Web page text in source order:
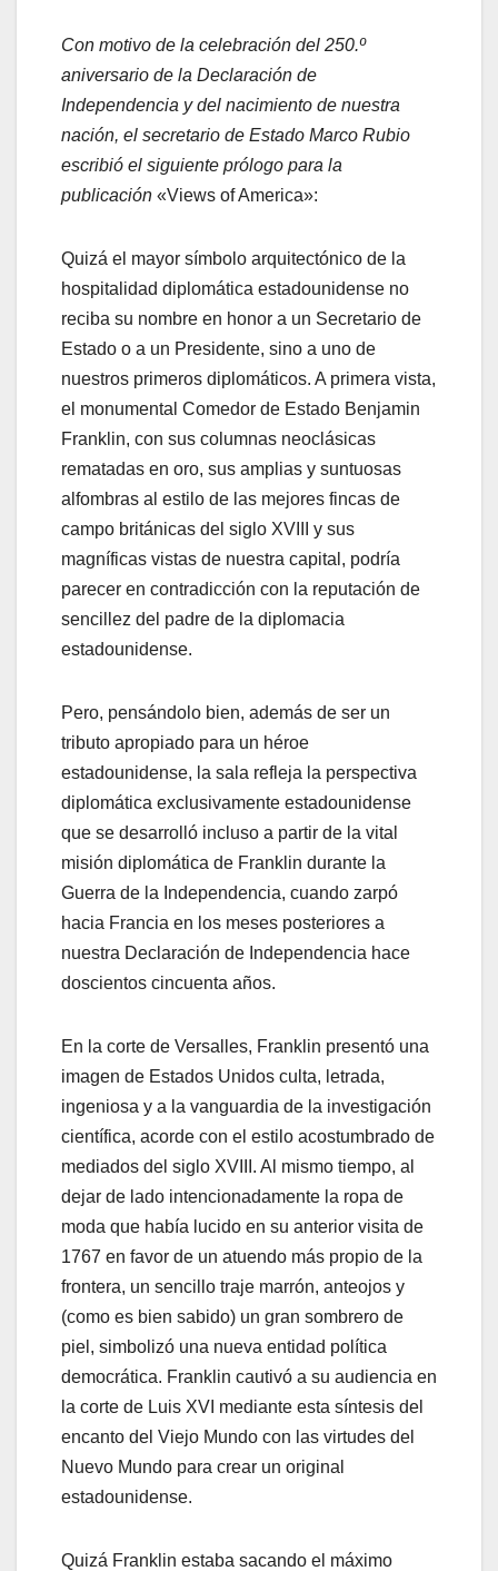
Con motivo de la celebración del 250.º
aniversario de la Declaración de
Independencia y del nacimiento de nuestra
nación, el secretario de Estado Marco Rubio
escribió el siguiente prólogo para la
publicación «Views of America»:
Quizá el mayor símbolo arquitectónico de la
hospitalidad diplomática estadounidense no
reciba su nombre en honor a un Secretario de
Estado o a un Presidente, sino a uno de
nuestros primeros diplomáticos. A primera vista,
el monumental Comedor de Estado Benjamin
Franklin, con sus columnas neoclásicas
rematadas en oro, sus amplias y suntuosas
alfombras al estilo de las mejores fincas de
campo británicas del siglo XVIII y sus
magníficas vistas de nuestra capital, podría
parecer en contradicción con la reputación de
sencillez del padre de la diplomacia
estadounidense.
Pero, pensándolo bien, además de ser un
tributo apropiado para un héroe
estadounidense, la sala refleja la perspectiva
diplomática exclusivamente estadounidense
que se desarrolló incluso a partir de la vital
misión diplomática de Franklin durante la
Guerra de la Independencia, cuando zarpó
hacia Francia en los meses posteriores a
nuestra Declaración de Independencia hace
doscientos cincuenta años.
En la corte de Versalles, Franklin presentó una
imagen de Estados Unidos culta, letrada,
ingeniosa y a la vanguardia de la investigación
científica, acorde con el estilo acostumbrado de
mediados del siglo XVIII. Al mismo tiempo, al
dejar de lado intencionadamente la ropa de
moda que había lucido en su anterior visita de
1767 en favor de un atuendo más propio de la
frontera, un sencillo traje marrón, anteojos y
(como es bien sabido) un gran sombrero de
piel, simbolizó una nueva entidad política
democrática. Franklin cautivó a su audiencia en
la corte de Luis XVI mediante esta síntesis del
encanto del Viejo Mundo con las virtudes del
Nuevo Mundo para crear un original
estadounidense.
Quizá Franklin estaba sacando el máximo